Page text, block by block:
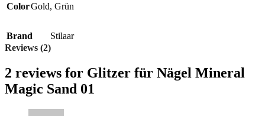
ColorGold, Grün
Brand
Stilaar
Reviews (2)
2 reviews for Glitzer für Nägel Mineral
Magic Sand 01